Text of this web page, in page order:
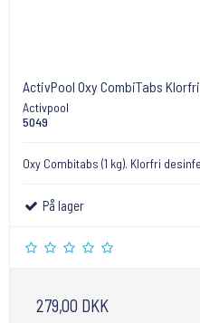
ActivPool Oxy CombiTabs
Activpool
5049
Oxy Combitabs (1 kg). Klorfri
På lager
279,00 DKK